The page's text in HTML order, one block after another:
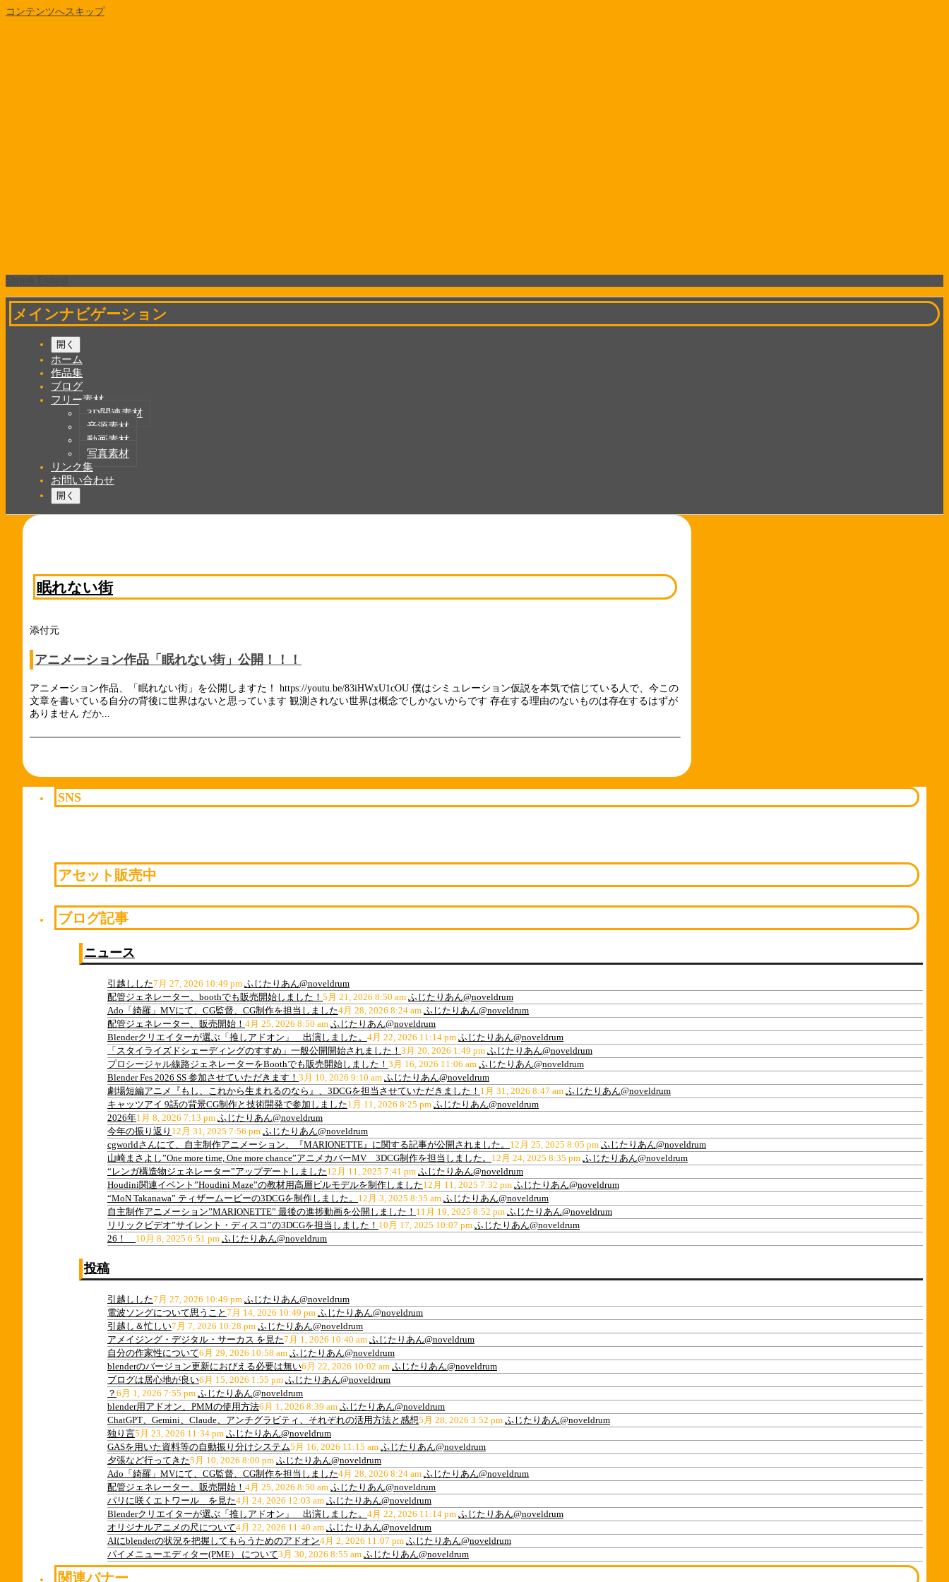
コンテンツへスキップ
メインナビゲーション
開く
ホーム
作品集
ブログ
フリー素材
3D関連素材
音源素材
動画素材
写真素材
リンク集
お問い合わせ
開く
眠れない街
添付元
アニメーション作品「眠れない街」公開！！！
アニメーション作品、「眠れない街」を公開しますた！ https://youtu.be/83iHWxU1cOU 僕はシミュレーション仮説を本気で信じている人で、今この
文章を書いている自分の背後に世界はないと思っています 観測されない世界は概念でしかないからです 存在する理由のないものは存在するはずが
ありません だか...
SNS
アセット販売中
ブログ記事
ニュース
引越しした7月 27, 2026 10:49 pm ふじたりあん@noveldrum
配管ジェネレーター、boothでも販売開始しました！ 5月 21, 2026 8:50 am ふじたりあん@noveldrum
Ado「綺羅」MVにて、CG監督、CG制作を担当しました4月 28, 2026 8:24 am ふじたりあん@noveldrum
配管ジェネレーター、販売開始！ 4月 25, 2026 8:50 am ふじたりあん@noveldrum
Blenderクリエイターが選ぶ「推しアドオン」 出演しました。 4月 22, 2026 11:14 pm ふじたりあん@noveldrum
「スタイライズドシェーディングのすすめ」一般公開開始されました！ 3月 20, 2026 1:49 pm ふじたりあん@noveldrum
プロシージャル線路ジェネレーターをBoothでも販売開始しました！ 3月 16, 2026 11:06 am ふじたりあん@noveldrum
Blender Fes 2026 SS 参加させていただきます！ 3月 10, 2026 9:10 am ふじたりあん@noveldrum
劇場短編アニメ『もし、これから生まれるのなら』、3DCGを担当させていただきました！ 1月 31, 2026 8:47 am ふじたりあん@noveldrum
キャッツアイ 9話の背景CG制作と技術開発で参加しました1月 11, 2026 8:25 pm ふじたりあん@noveldrum
2026年1月 8, 2026 7:13 pm ふじたりあん@noveldrum
今年の振り返り 12月 31, 2025 7:56 pm ふじたりあん@noveldrum
cgworldさんにて、自主制作アニメーション、『MARIONETTE』に関する記事が公開されました。 12月 25, 2025 8:05 pm ふじたりあん@noveldrum
山崎まさよし”One more time, One more chance”アニメカバーMV 3DCG制作を担当しました。 12月 24, 2025 8:35 pm ふじたりあん@noveldrum
“レンガ構造物ジェネレーター”アップデートしました12月 11, 2025 7:41 pm ふじたりあん@noveldrum
Houdini関連イベント”Houdini Maze”の教材用高層ビルモデルを制作しました12月 11, 2025 7:32 pm ふじたりあん@noveldrum
“MoN Takanawa” ティザームービーの3DCGを制作しました。 12月 3, 2025 8:35 am ふじたりあん@noveldrum
自主制作アニメーション”MARIONETTE” 最後の進捗動画を公開しました！ 11月 19, 2025 8:52 pm ふじたりあん@noveldrum
リリックビデオ”サイレント・ディスコ”の3DCGを担当しました！ 10月 17, 2025 10:07 pm ふじたりあん@noveldrum
26！ 10月 8, 2025 6:51 pm ふじたりあん@noveldrum
投稿
引越しした7月 27, 2026 10:49 pm ふじたりあん@noveldrum
電波ソングについて思うこと 7月 14, 2026 10:49 pm ふじたりあん@noveldrum
引越し＆忙しい7月 7, 2026 10:28 pm ふじたりあん@noveldrum
アメイジング・デジタル・サーカス を見た7月 1, 2026 10:40 am ふじたりあん@noveldrum
自分の作家性について6月 29, 2026 10:58 am ふじたりあん@noveldrum
blenderのバージョン更新におびえる必要は無い6月 22, 2026 10:02 am ふじたりあん@noveldrum
ブログは居心地が良い6月 15, 2026 1:55 pm ふじたりあん@noveldrum
？ 6月 1, 2026 7:55 pm ふじたりあん@noveldrum
blender用アドオン、PMMの使用方法6月 1, 2026 8:39 am ふじたりあん@noveldrum
ChatGPT、Gemini、Claude、アンチグラビティ、それぞれの活用方法と感想5月 28, 2026 3:52 pm ふじたりあん@noveldrum
独り言5月 23, 2026 11:34 pm ふじたりあん@noveldrum
GASを用いた資料等の自動振り分けシステム5月 16, 2026 11:15 am ふじたりあん@noveldrum
夕張など行ってきた5月 10, 2026 8:00 pm ふじたりあん@noveldrum
Ado「綺羅」MVにて、CG監督、CG制作を担当しました4月 28, 2026 8:24 am ふじたりあん@noveldrum
配管ジェネレーター、販売開始！ 4月 25, 2026 8:50 am ふじたりあん@noveldrum
パリに咲くエトワール を見た4月 24, 2026 12:03 am ふじたりあん@noveldrum
Blenderクリエイターが選ぶ「推しアドオン」 出演しました。 4月 22, 2026 11:14 pm ふじたりあん@noveldrum
オリジナルアニメの尺について4月 22, 2026 11:40 am ふじたりあん@noveldrum
AIにblenderの状況を把握してもらうためのアドオン4月 2, 2026 11:07 pm ふじたりあん@noveldrum
パイメニューエディター(PME） について3月 30, 2026 8:55 am ふじたりあん@noveldrum
関連バナー